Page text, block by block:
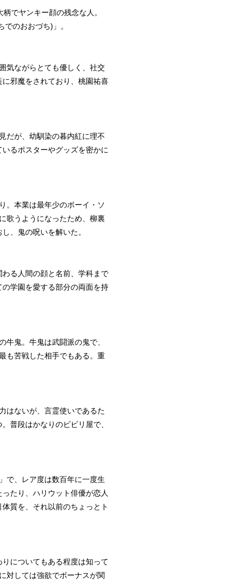
でヤンキー顔の残念な人。
のおおづち)」。
気ながらとても優しく、社交
邪魔をされており、桃園祐喜
だが、幼馴染の暮内紅に理不
るポスターやグッズを密かに
。本業は最年少のボーイ・ソ
歌うようになったため、柳裏
、鬼の呪いを解いた。
る人間の顔と名前、学科まで
学園を愛する部分の両面を持
鬼。牛鬼は武闘派の鬼で、
も苦戦した相手でもある。重
はないが、言霊使いであるた
普段はかなりのビビリ屋で、
で、レア度は数百年に一度生
たり、ハリウット俳優が恋人
質を、それ以前のちょっとト
についてもある程度は知って
対しては強欲でボーナスが関